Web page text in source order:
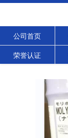
公司首页
荣誉认证